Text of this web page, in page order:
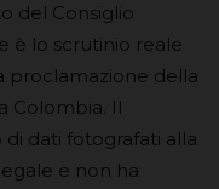
del Consiglio
è lo scrutinio reale
proclamazione della
Colombia. Il
dati fotografati alla
e non ha